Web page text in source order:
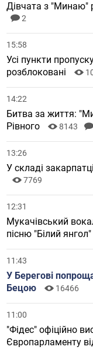
Дівчата з "Минаю"
2
15:58
Усі пункти
розблоковані
14:22
Битва за життя:
Рівного
8143
13:26
У складі
7769
12:31
Мукачівський
пісню "Білий
11:43
У Берегові
Бецою
16466
11:00
"Фідес" офіційно
Європарламенту